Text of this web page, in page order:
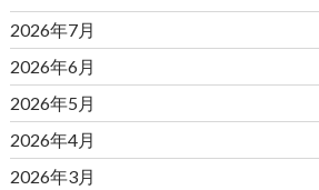
2026年7月
2026年6月
2026年5月
2026年4月
2026年3月